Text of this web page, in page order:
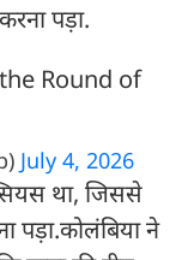
पड़ा.
Round of
July 4, 2026
था, जिससे
पड़ा.कोलंबिया ने